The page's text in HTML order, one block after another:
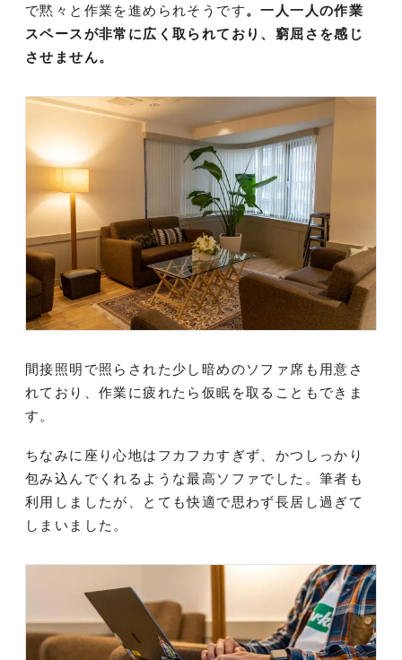
で黙々と作業を進められそうです。一人一人の作業
スペースが非常に広く取られており、窮屈さを感じ
させません。
間接照明で照らされた少し暗めのソファ席も用意さ
れており、作業に疲れたら仮眠を取ることもできま
す。
ちなみに座り心地はフカフカすぎず、かつしっかり
包み込んでくれるような最高ソファでした。筆者も
利用しましたが、とても快適で思わず長居し過ぎて
しまいました。